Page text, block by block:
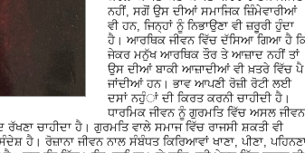
ਨਹੀਂ, ਸਗੋਂ ਉਸ ਦੀਆਂ ਸਮਾਜਿਕ ਜ਼ਿੰਮੇਵਾਰੀਆਂ
ਵੀ ਹਨ, ਜਿਨ੍ਹਾਂ ਨੂੰ ਨਿਭਾਉਣਾ ਵੀ ਜ਼ਰੂਰੀ ਹੁੰਦਾ
ਹੈ। ਆਰਥਿਕ ਜੀਵਨ ਵਿੱਚ ਦੱਸਿਆ ਗਿਆ ਹੈ
ਜੇਕਰ ਮਨੁੱਖ ਆਰਥਿਕ ਤੌਰ ਤੇ ਆਜ਼ਾਦ ਨਹੀਂ ਤਾਂ
ਉਸ ਦੀਆਂ ਬਾਕੀ ਆਜ਼ਾਦੀਆਂ ਵੀ ਖ਼ਤਰੇ ਵਿੱਚ ਪੈ
ਜਾਂਦੀਆਂ ਹਨ। ਭਾਵ ਆਪਣੀ ਰੋਜ਼ੀ ਰੋਟੀ ਲਈ
ਦਸਾਂ ਨਹੁੰਾਂ ਦੀ ਕਿਰਤ ਕਰਨੀ ਚਾਹੀਦੀ ਹੈ।
ਧਾਰਮਿਕ ਜੀਵਨ ਨੂੰ ਗੁਰਮਤਿ ਵਿੱਚ ਅਸਲ ਜੀਵਨ
ਚਾਹੀਦਾ ਹੈ। ਗੁਰਮਤਿ ਵਾਲੇ ਸਮਾਜ ਵਿੱਚ ਰਾਜਸੀ ਸ਼ਕਤੀ ਵੀ
ਹੈ। ਰੋਜ਼ਾਨਾ ਜੀਵਨ ਨਾਲ ਸੰਬੰਧਤ ਕਿਰਿਆਵਾਂ ਖਾਣਾ, ਪੀਣਾ,